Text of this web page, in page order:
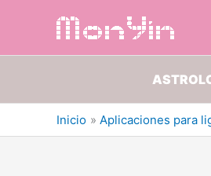
Inicio Aplicaciones para